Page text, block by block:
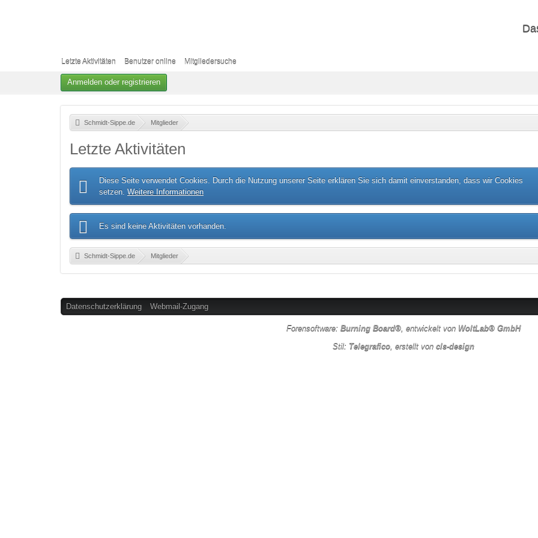
Anmelden oder registrieren
Letzte Aktivitäten Benutzer online Mitgliedersuche
Schmidt-Sippe.de Mitglieder
Letzte Aktivitäten
Diese Seite verwendet Cookies. Durch die Nutzung unserer Seite erklären Sie sich damit einverstanden, dass wir Cookies
setzen. Weitere Informationen
Es sind keine Aktivitäten vorhanden.
Schmidt-Sippe.de Mitglieder
Datenschutzerklärung Webmail-Zugang
Forensoftware: Burning Board®, entwickelt von WoltLab® GmbH
Stil: Telegrafico, erstellt von cls-design